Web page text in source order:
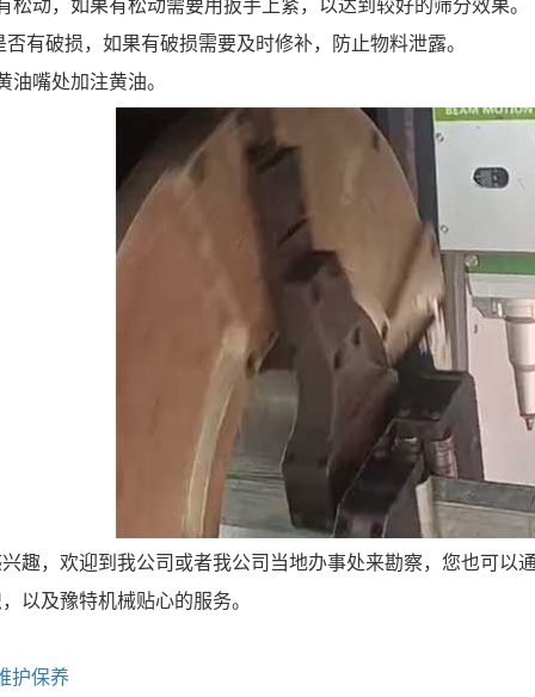
松动，如果有松动需要用扳手上紧，以达到较好的筛分效果。
有破损，如果有破损需要及时修补，防止物料泄露。
嘴处加注黄油。
趣，欢迎到我公司或者我公司当地办事处来勘察，您也可以通
以及豫特机械贴心的服务。
护保养